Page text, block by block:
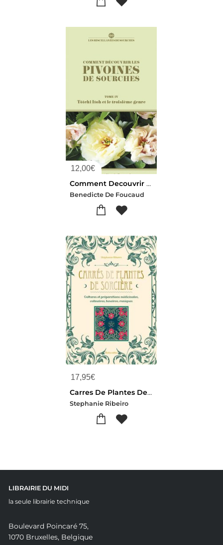
12,00€
Comment Decouvrir Les Pivoines De Sourches Tome 4 : Toichi Itoh Et Le Troisieme Genre
Benedicte De Foucaud
17,95€
Carres De Plantes De Sorciere : Cultures Et Preparations Medicinales, Culinaires, Lunaires, Runiques
Stephanie Ribeiro
LIBRAIRIE DU MIDI
la seule librairie technique
Boulevard Poincaré 75,
1070 Bruxelles, Belgique